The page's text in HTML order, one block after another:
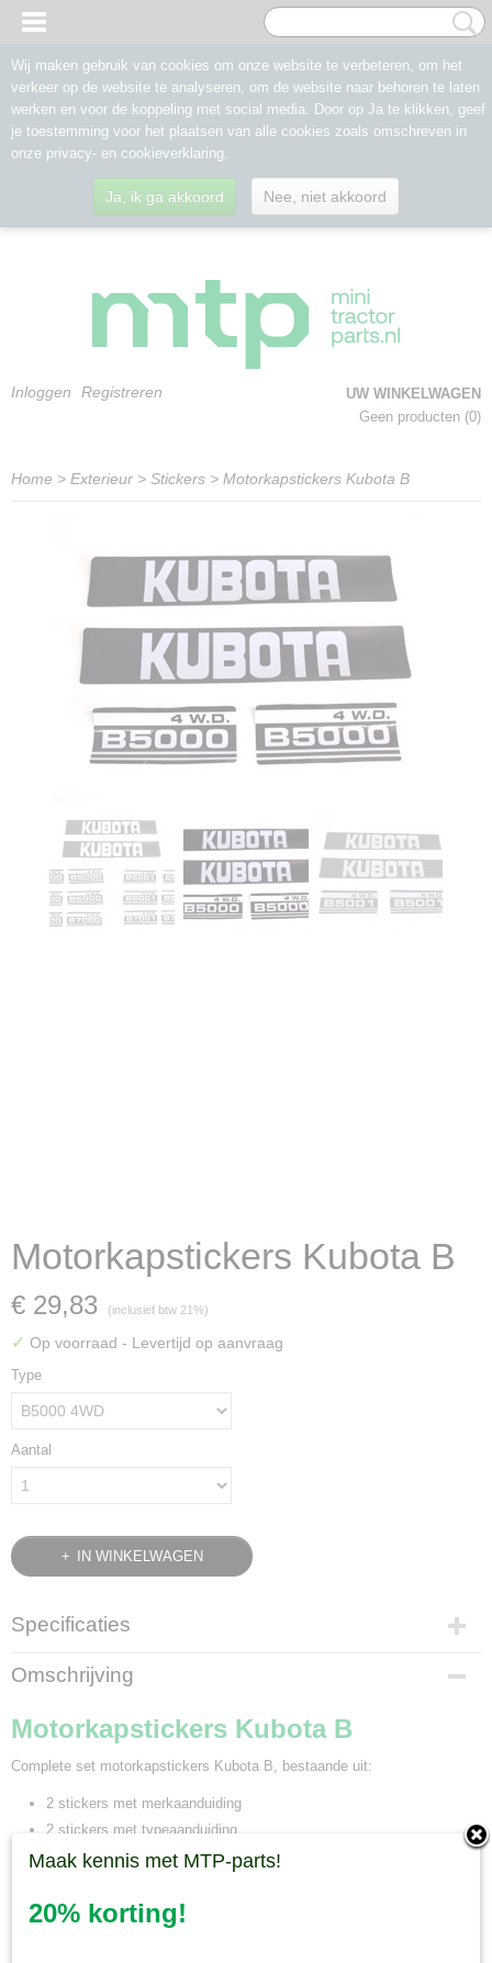
Inloggen Registreren
UW WINKELWAGEN
Geen producten (0)
Home > Exterieur > Stickers > Motorkapstickers Kubota B
Motorkapstickers Kubota B
€ 29,83 (inclusief btw 21%)
✓ Op voorraad - Levertijd op aanvraag
Type
Aantal
IN WINKELWAGEN
Specificaties
Productcode
83-13
0,02 Kg
Omschrijving
Motorkapstickers Kubota B
Complete set motorkapstickers Kubota B, bestaande uit:
2 stickers met merkaanduiding
2 stickers met typeaanduiding
Let op, kleur kan op de afbeelding iets afwijken
Minitractorparts.nl, uw leverancier voor
Wij maken gebruik van cookies om onze website te verbeteren, om het
verkeer op de website te analyseren, om de website naar behoren te laten
werken en voor de koppeling met social media. Door op Ja te klikken, geef
je toestemming voor het plaatsen van alle cookies zoals omschreven in
onze privacy- en cookieverklaring.
Ja, ik ga akkoord Nee, niet akkoord
Maak kennis met MTP-parts!
20% korting!